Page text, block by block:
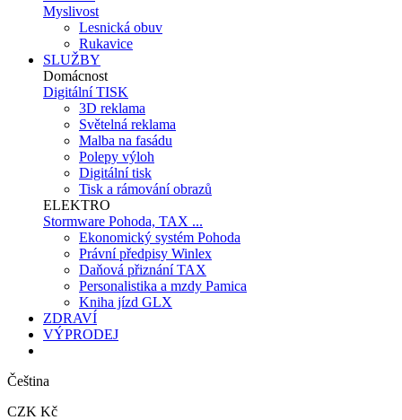
Myslivost
Lesnická obuv
Rukavice
SLUŽBY
Domácnost
Digitální TISK
3D reklama
Světelná reklama
Malba na fasádu
Polepy výloh
Digitální tisk
Tisk a rámování obrazů
ELEKTRO
Stormware Pohoda, TAX ...
Ekonomický systém Pohoda
Právní předpisy Winlex
Daňová přiznání TAX
Personalistika a mzdy Pamica
Kniha jízd GLX
ZDRAVÍ
VÝPRODEJ
Čeština
CZK Kč